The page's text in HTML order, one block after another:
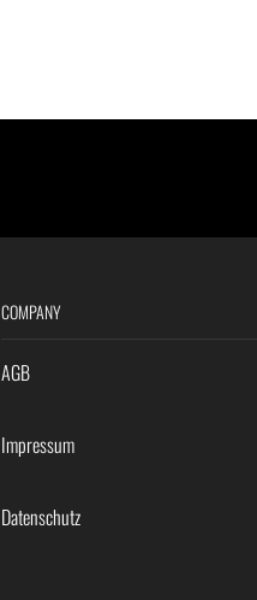
COMPANY
AGB
Impressum
Datenschutz